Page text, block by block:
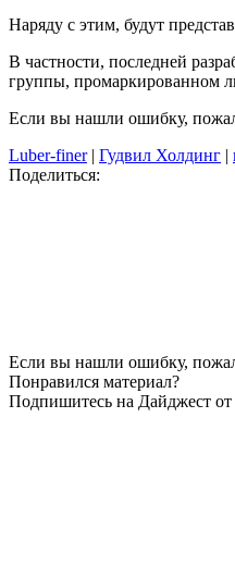
Наряду с этим, будут
В частности, последней
группы, промаркированном
Если вы нашли ошибку,
Luber-finer| Гудвил Холдинг |
Поделиться:
Если вы нашли ошибку,
Понравился материал?
Подпишитесь на Дайджест от